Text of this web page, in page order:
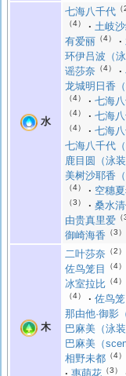
水
七海八千代 （
（4） 土岐
有爱丽 （4）
环伊吕波（泳
谣莎奈 （4）
龙城明日香
（4） 七海八
（4） 七海八
（4） 七海八
七海八千代（
鹿目圆（泳装
美树沙耶香（
（4） 空穗
（3） 桑水
由贵真里爱 （
御崎海香 （3）
木
二叶莎奈 （2）
佐鸟笼目 （4）
冰室拉比 （4）
（4） 佐鸟
那由他·御影
巴麻美（泳装
巴麻美（
相野未都 （4）
惠萌花 （3）